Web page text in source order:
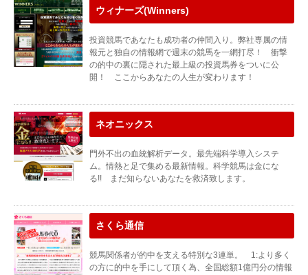
ウィナーズ(Winners)
投資競馬であなたも成功者の仲間入り。弊社専属の情
報元と独自の情報網で週末の競馬を一網打尽！ 衝撃
の的中の裏に隠された最上級の投資馬券をついに公
開！ ここからあなたの人生が変わります！
ネオニックス
門外不出の血統解析データ。最先端科学導入システ
ム。情熱と足で集める最新情報。科学競馬は金にな
る!! まだ知らないあなたを救済致します。
さくら通信
競馬関係者が的中を支える特別な3連単。 1:より多く
の方に的中を手にして頂く為、全国総額1億円分の情報